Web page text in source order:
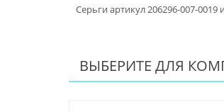
Серьги артикул 206296-007-0019
ВЫБЕРИТЕ ДЛЯ